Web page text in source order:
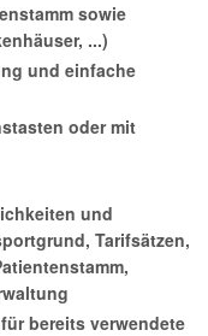
sowie
...)
und einfache
oder mit
und
Tarifsätzen,
bereits verwendete